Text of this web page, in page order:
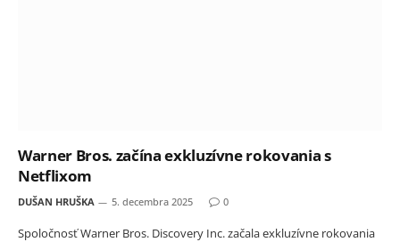
Warner Bros. začína exkluzívne rokovania s
Netflixom
DUŠAN HRUŠKA 5. decembra 2025 0
Spoločnosť Warner Bros. Discovery Inc. začala exkluzívne rokovania